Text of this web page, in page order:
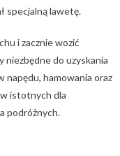
specjalną lawetę.
i zacznie wozić
niezbędne do uzyskania
napędu, hamowania oraz
istotnych dla
podróżnych.